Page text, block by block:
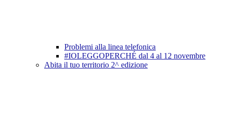
Problemi alla linea telefonica
#IOLEGGOPERCHÉ dal 4 al 12 novembre
Abita il tuo territorio 2^ edizione